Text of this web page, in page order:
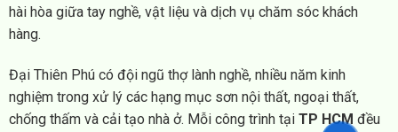
hài hòa giữa tay nghề, vật liệu và dịch vụ chăm sóc khách
hàng.
Đại Thiên Phú có đội ngũ thợ lành nghề, nhiều năm kinh
nghiệm trong xử lý các hạng mục sơn nội thất, ngoại thất,
chống thấm và cải tạo nhà ở. Mỗi công trình tại TP HCM đều